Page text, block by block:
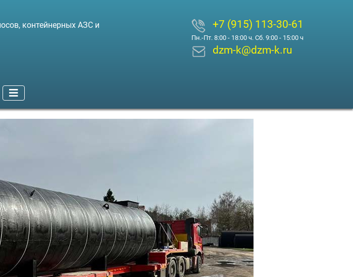
контейнерных АЗС и
+7 (915) 113-30-61
Пн.-Пт. 8:00 - 18:00 ч. Сб. 9:00 - 15:00 ч
dzm-k@dzm-k.ru